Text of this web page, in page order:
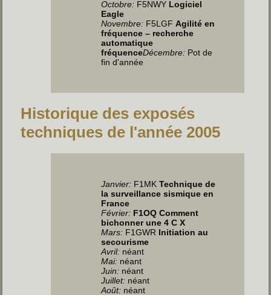
Octobre: F5NWY Logiciel
Eagle
Novembre: F5LGFAgilité en
fréquence – recherche
automatique
fréquenceDécembre: Pot de
fin d'année
Historique des exposés
techniques de l'année 2005
Janvier: F1MKTechnique de
la surveillance sismique en
France
Février: F1OQ Comment
bichonner une 4 C X
Mars: F1GWR Initiation au
secourisme
Avril: néant
Mai: néant
Juin: néant
Juillet: néant
Août: néant